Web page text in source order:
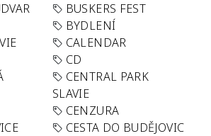
BUSKERS FEST
BYDLENÍ
CALENDAR
CD
CENTRAL PARK
SLAVIE
CENZURA
CESTA DO BUDĚJOVIC